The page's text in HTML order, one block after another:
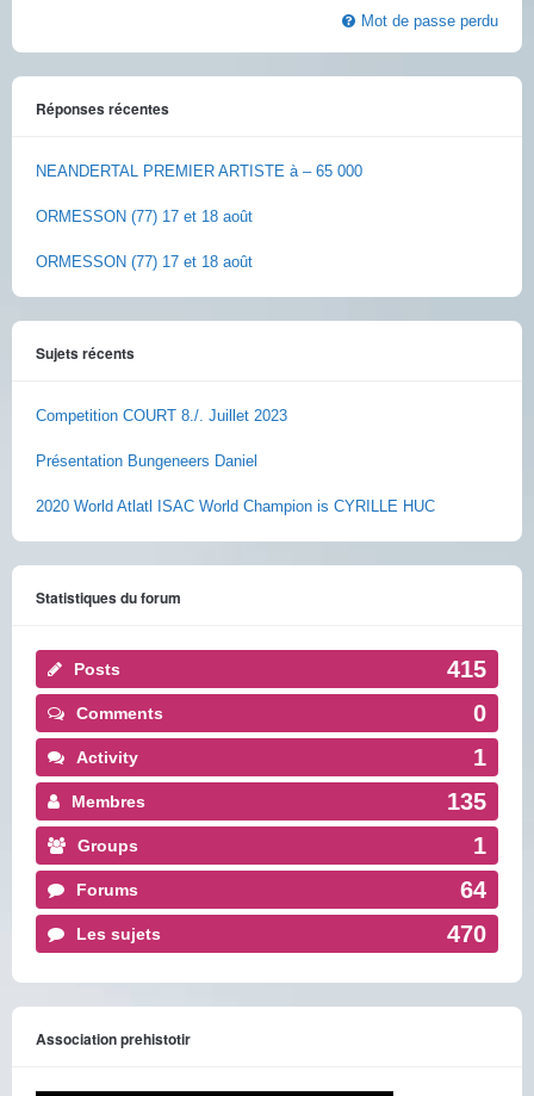
Mot de passe perdu
Réponses récentes
NEANDERTAL PREMIER ARTISTE à – 65 000
ORMESSON (77) 17 et 18 août
ORMESSON (77) 17 et 18 août
Sujets récents
Competition COURT 8./. Juillet 2023
Présentation Bungeneers Daniel
2020 World Atlatl ISAC World Champion is CYRILLE HUC
Statistiques du forum
Posts 415
Comments 0
Activity 1
Membres 135
Groups 1
Forums 64
Les sujets 470
Association prehistotir